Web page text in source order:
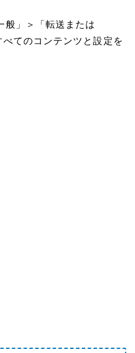
般」＞「転送または
てのコンテンツと設定を